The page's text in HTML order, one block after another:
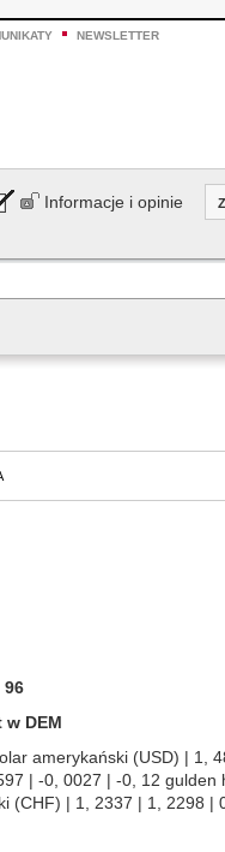
NEWSLETTER
Informacje i opinie
96
DEM
amerykański (USD) | 1,
| -0, 0027 | -0, 12
(CHF) | 1, 2337 | 1, 2298 |